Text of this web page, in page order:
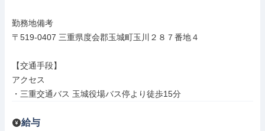
勤務地備考
〒519-0407 三重県度会郡玉城町玉川２８７番地４
【交通手段】
アクセス
・三重交通バス 玉城役場バス停より徒歩15分
給与